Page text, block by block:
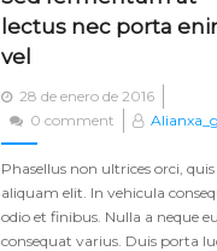
lectus nec porta
vel
Posted
on
28 de enero de 2016
0 comment
Phasellus non ultrices orci, quis
aliquam elit. In vehicula
odio et finibus. Nulla a neque
consequat varius. Duis porta